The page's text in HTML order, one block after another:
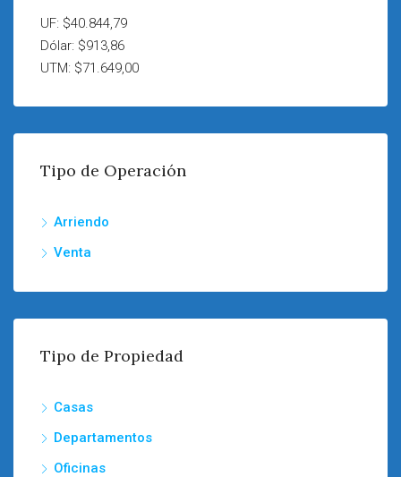
UF: $40.844,79
Dólar: $913,86
UTM: $71.649,00
Tipo de Operación
Arriendo
Venta
Tipo de Propiedad
Casas
Departamentos
Oficinas